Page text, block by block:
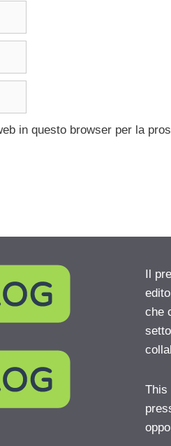
in questo browser per la
Il
che
This